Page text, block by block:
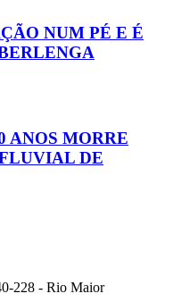
NUM PÉ E É
ANOS MORRE
DE
228 - Rio Maior